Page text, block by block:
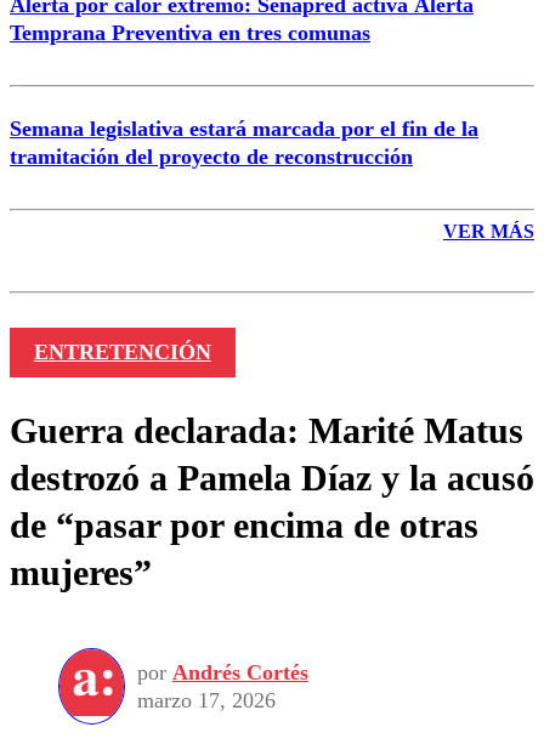
Alerta por calor extremo: Senapred activa Alerta
Temprana Preventiva en tres comunas
Semana legislativa estará marcada por el fin de la
tramitación del proyecto de reconstrucción
VER MÁS
ENTRETENCIÓN
Guerra declarada: Marité Matus
destrozó a Pamela Díaz y la acusó
de “pasar por encima de otras
mujeres”
por Andrés Cortés
marzo 17, 2026